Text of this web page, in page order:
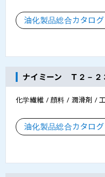
油化製品総合カタログ
ナイミーン Ｔ２－２
化学繊維 / 顔料 / 潤滑剤 /
油化製品総合カタログ